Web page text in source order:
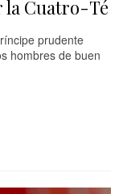
la Cuatro-Té
prudente
hombres de buen